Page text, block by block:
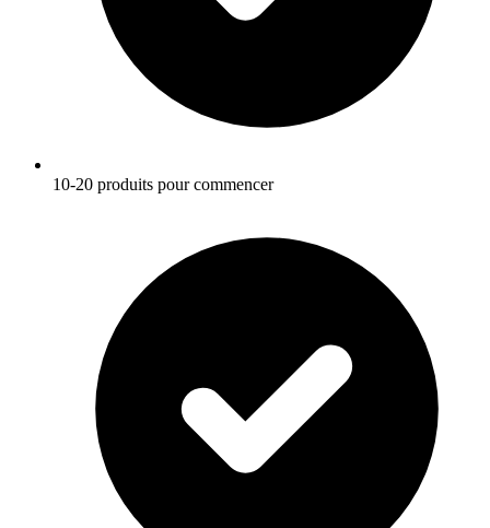
10-20 produits pour commencer